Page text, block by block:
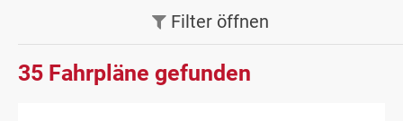
Filter öffnen
35 Fahrpläne gefunden